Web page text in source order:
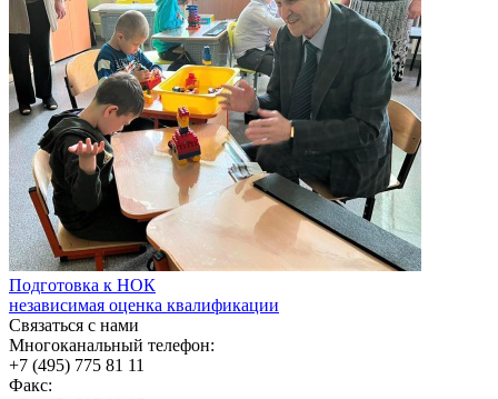
Подготовка к НОК
независимая оценка квалификации
Связаться с нами
Многоканальный телефон:
+7 (495) 775 81 11
Факс: